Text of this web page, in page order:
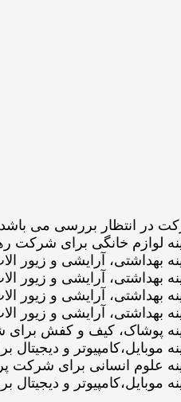
بررسی می باشد ۱۷ مرداد 1405 ساعت ۰۵:۳۵:۱۰
خانگی برای شرکت رها سان صنعت
آرایشی و زیور الات برای
آرایشی و زیور الات برای
آرایشی و زیور الات برای
آرایشی و زیور الات برای
کیف و کفش برای شرکت پیکوتویز
و دیجیتال برای شرکت
انسانی برای شرکت پردیس بین
و دیجیتال برای شرکت